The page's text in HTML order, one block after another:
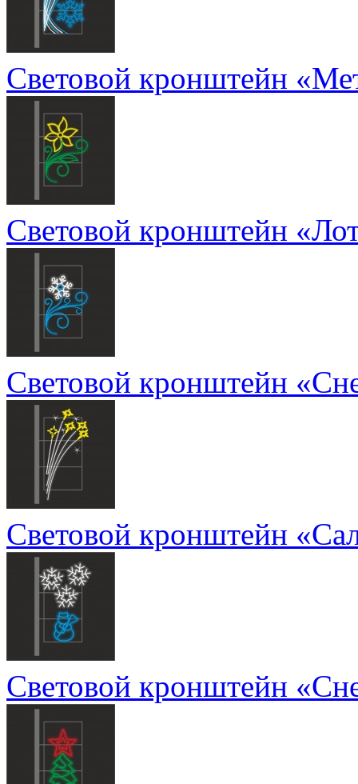
Световой кронштейн
Световой кронштейн
Световой кронштейн
Световой кронштейн
Световой кронштейн